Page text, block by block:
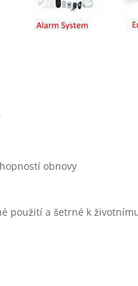
obnovy
použití a šetrné k